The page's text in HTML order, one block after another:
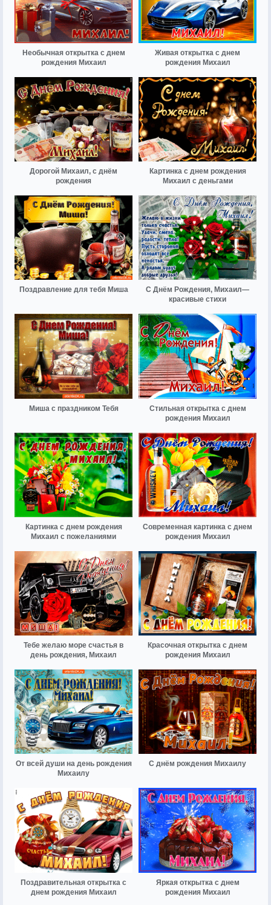
Необычная открытка с днем
рождения Михаил
Живая открытка с днем
рождения Михаил
Дорогой Михаил, с днём
рождения
Картинка с днем рождения
Михаил с деньгами
Поздравление для тебя Миша
С Днём Рождения, Михаил—
красивые стихи
Миша с праздником Тебя
Стильная открытка с днем
рождения Михаил
Картинка с днем рождения
Михаил с пожеланиями
Современная картинка с днем
рождения Михаил
Тебе желаю море счастья в
день рождения, Михаил
Красочная открытка с днем
рождения Михаил
От всей души на день рождения
Михаилу
С днём рождения Михаилу
Поздравительная открытка с
днем рождения Михаил
Яркая открытка с днем
рождения Михаил